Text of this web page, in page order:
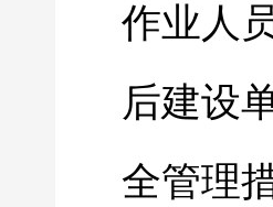
作业人
后建设
全管理